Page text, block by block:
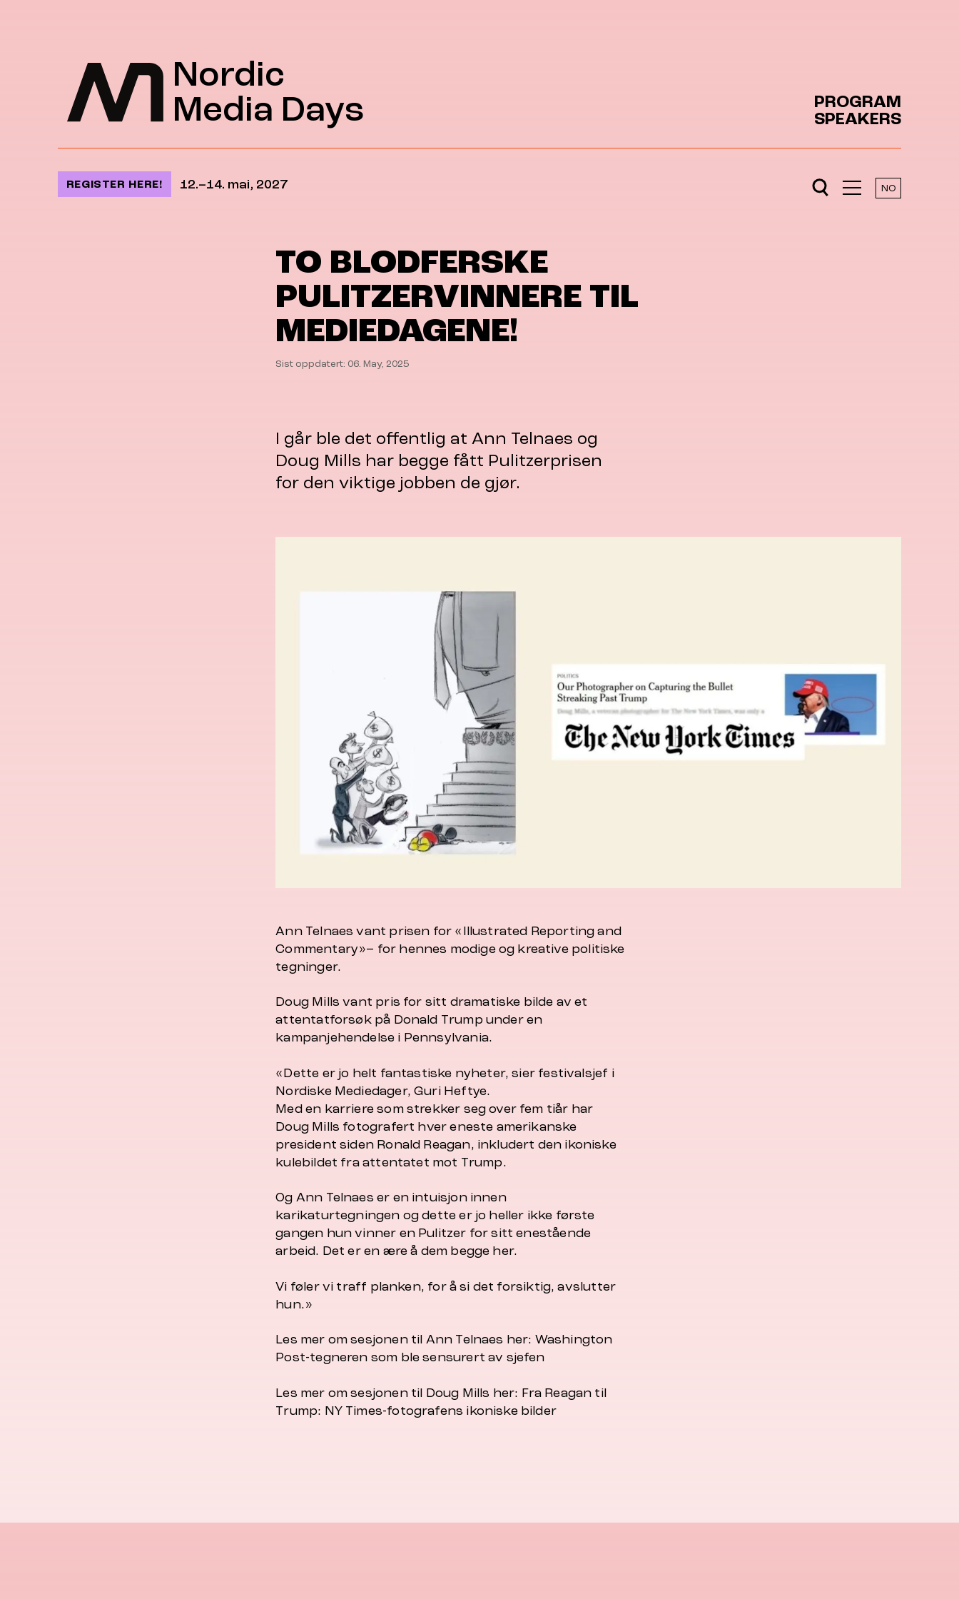
Nordic
Media Days
PROGRAM
SPEAKERS
REGISTER HERE! 12.–14. mai, 2027 NO
TO BLODFERSKE
PULITZERVINNERE TIL
MEDIEDAGENE!
Sist oppdatert: 06. May, 2025
I går ble det offentlig at Ann Telnaes og
Doug Mills har begge fått Pulitzerprisen
for den viktige jobben de gjør.
Ann Telnaes vant prisen for «Illustrated Reporting and
Commentary»– for hennes modige og kreative politiske
tegninger.
Doug Mills vant pris for sitt dramatiske bilde av et
attentatforsøk på Donald Trump under en
kampanjehendelse i Pennsylvania.
«Dette er jo helt fantastiske nyheter, sier festivalsjef i
Nordiske Mediedager, Guri Heftye.
Med en karriere som strekker seg over fem tiår har
Doug Mills fotografert hver eneste amerikanske
president siden Ronald Reagan, inkludert den ikoniske
kulebildet fra attentatet mot Trump.
Og Ann Telnaes er en intuisjon innen
karikaturtegningen og dette er jo heller ikke første
gangen hun vinner en Pulitzer for sitt enestående
arbeid. Det er en ære å dem begge her.
Vi føler vi traff planken, for å si det forsiktig, avslutter
hun.»
Les mer om sesjonen til Ann Telnaes her: Washington
Post-tegneren som ble sensurert av sjefen
Les mer om sesjonen til Doug Mills her: Fra Reagan til
Trump: NY Times-fotografens ikoniske bilder